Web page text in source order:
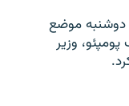
دوشنبه موضع
وزیر